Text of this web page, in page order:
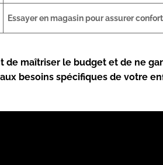
Essayer en magasin pour assurer
maîtriser le budget et de ne
besoins spécifiques de votre